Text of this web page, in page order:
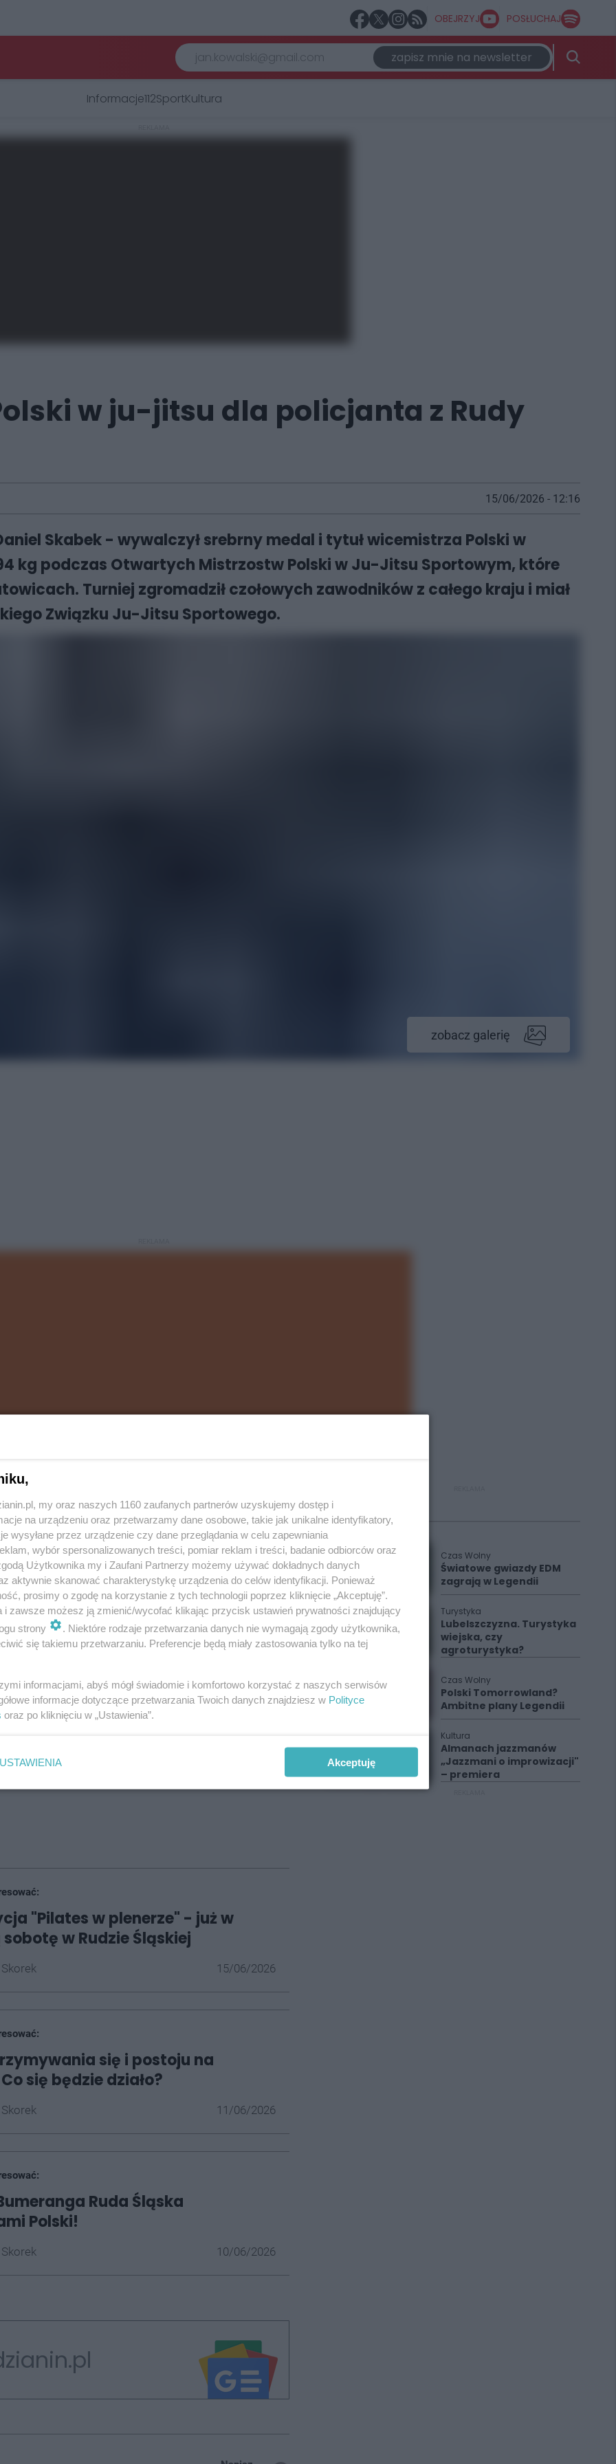
OBEJRZYJ POSŁUCHAJ
zapisz mnie na newsletter
Informacje112SportKultura
w ju-jitsu dla policjanta z Rudy
15/06/2026 - 12:16
Skabek - wywalczył srebrny medal i tytuł wicemistrza Polski w
kg podczas Otwartych Mistrzostw Polski w Ju-Jitsu Sportowym, które
Turniej zgromadził czołowych zawodników z całego kraju i miał
Związku Ju-Jitsu Sportowego.
zobacz galerię
Mistrzostwa Polski w Ju-Jitsu Sportowym.
V w Rudzie Śląskiej - st. sierż. Daniel Skabek,
2. miejsce, zdobywając tym samym tytuł
wielu lat systematycznych treningów i
Policjant swoją przygodę ze sportami
treningów karate. Następnie doskonalił
zapasy, które łączył z boksem.
w brazylijskim jiu-jitsu oraz kickboxingu.
od niedawna, już może pochwalić się
potwierdzeniem jest zdobyty tytuł
policja.
"Pilates w plenerze" - już w
w Rudzie Śląskiej
15/06/2026
się i postoju na
się będzie działo?
11/06/2026
Ruda Śląska
Polski!
10/06/2026
Polecane
Czas Wolny
Światowe gwiazdy EDM
zagrają w Legendii
Turystyka
Lubelszczyzna. Turystyka
wiejska, czy
agroturystyka?
Czas Wolny
Polski Tomorrowland?
Ambitne plany Legendii
Kultura
Almanach jazzmanów
„Jazzmani o improwizacji"
– premiera
my oraz naszych 1160 zaufanych partnerów uzyskujemy dostęp i
na urządzeniu oraz przetwarzamy dane osobowe, takie jak unikalne identyfikatory,
wysyłane przez urządzenie czy dane przeglądania w celu zapewniania
wybór spersonalizowanych treści, pomiar reklam i treści, badanie odbiorców oraz
Użytkownika my i Zaufani Partnerzy możemy używać dokładnych danych
aktywnie skanować charakterystykę urządzenia do celów identyfikacji. Ponieważ
prosimy o zgodę na korzystanie z tych technologii poprzez kliknięcie „Akceptuję”.
i zawsze możesz ją zmienić/wycofać klikając przycisk ustawień prywatności znajdujący
strony
. Niektóre rodzaje przetwarzania danych nie wymagają zgody użytkownika,
się takiemu przetwarzaniu. Preferencje będą miały zastosowania tylko na tej
informacjami, abyś mógł świadomie i komfortowo korzystać z naszych serwisów
informacje dotyczące przetwarzania Twoich danych znajdziesz w Polityce
oraz po kliknięciu w „Ustawienia”.
USTAWIENIA Akceptuję